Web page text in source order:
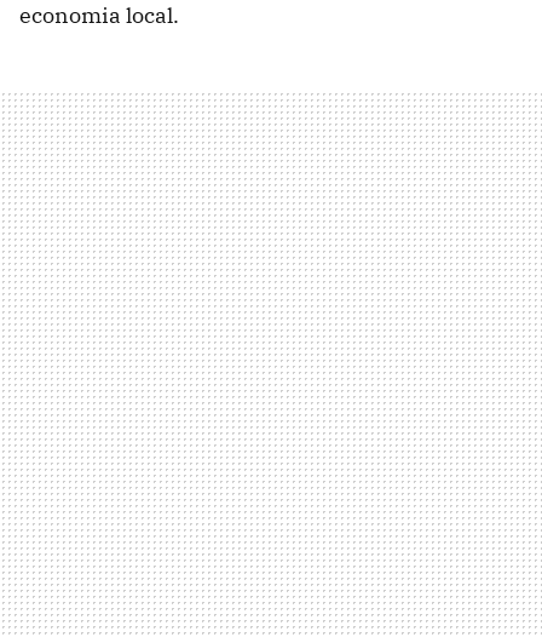
economia local.